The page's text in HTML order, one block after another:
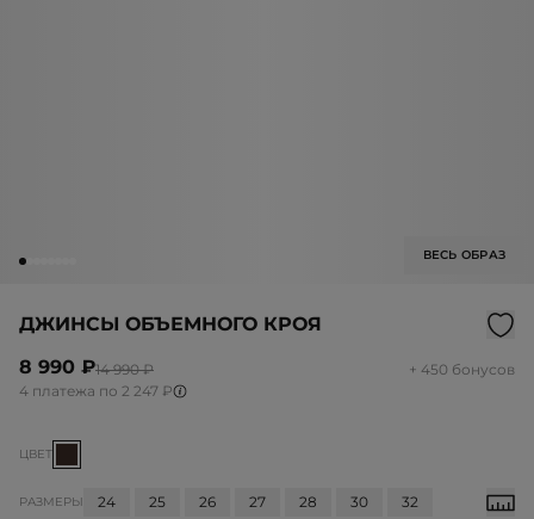
ВЕСЬ ОБРАЗ
ДЖИНСЫ ОБЪЕМНОГО КРОЯ
8 990 ₽14 990 ₽
+ 450 бонусов
4 платежа по 2 247 ₽
ЦВЕТ
РАЗМЕРЫ 24 25 26 27 28 30 32